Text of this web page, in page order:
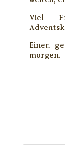
Viel
Einen
morgen.